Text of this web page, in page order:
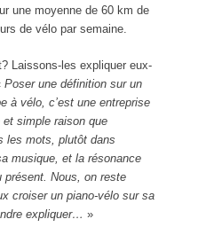
une moyenne de 60 km de
de vélo par semaine.
Laissons-les expliquer eux-
Poser une définition sur un
à vélo, c’est une entreprise
simple raison que
les mots, plutôt dans
musique, et la résonance
présent. Nous, on reste
croiser un piano-vélo sur sa
expliquer… »